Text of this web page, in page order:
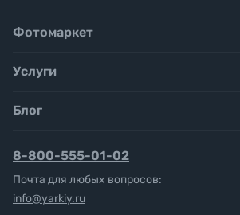
Фотомаркет
Услуги
Блог
8-800-555-01-02
Почта для любых вопросов:
info@yarkiy.ru